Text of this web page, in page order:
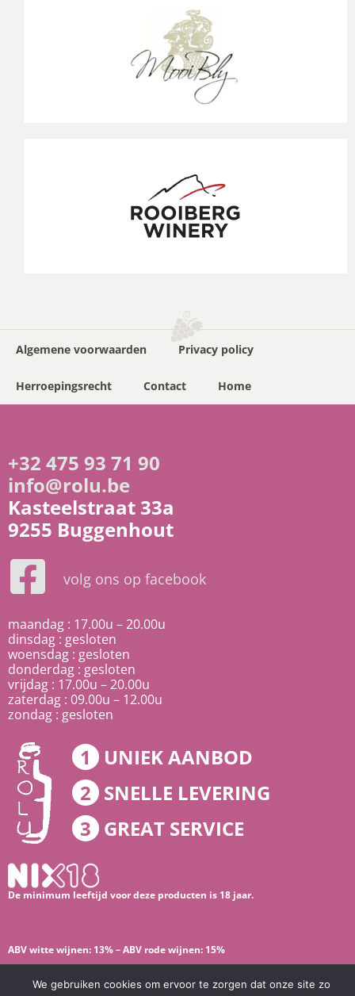
Algemene voorwaarden Privacy policy
Herroepingsrecht Contact Home
+32 475 93 71 90
info@rolu.be
Kasteelstraat 33a
9255 Buggenhout
volg ons op facebook
maandag : 17.00u – 20.00u
dinsdag : gesloten
woensdag : gesloten
donderdag : gesloten
vrijdag : 17.00u – 20.00u
zaterdag : 09.00u – 12.00u
zondag : gesloten
1
UNIEK AANBOD
2 SNELLE LEVERING
3 GREAT SERVICE
De minimum leeftijd voor deze producten is 18 jaar.
ABV witte wijnen: 13% – ABV rode wijnen: 15%
Kickstarted by Mailbox
We gebruiken cookies om ervoor te zorgen dat onze site zo